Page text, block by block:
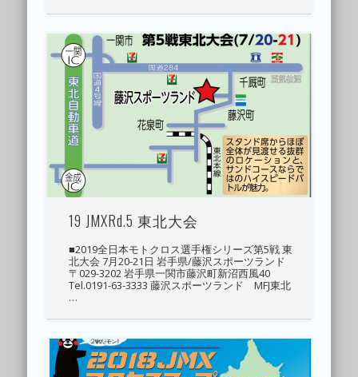
19 JMXRd.5 東北大会
■2019全日本モトクロス選手権シリーズ第5戦 東
北大会 7月20-21日 岩手県/藤沢スポーツランド
〒029-3202 岩手県一関市藤沢町新沼西風40
Tel.0191-63-3333 藤沢スポーツランド MFJ東北
…